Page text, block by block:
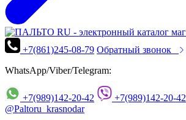
+7(861)245-08-79 Обратный звонок
WhatsApp/Viber/Telegram:
+7(989)142-20-42
+7(989)142-20-42
@Paltoru_krasnodar